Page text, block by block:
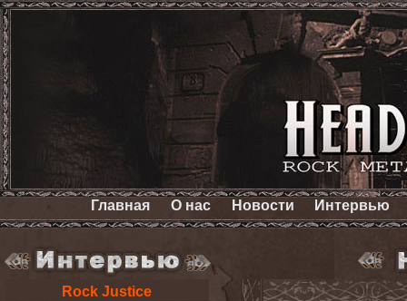
Главная О нас Новости Интервью
Rock Justice